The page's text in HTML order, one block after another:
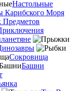
Настольные
Карибского Моря
Предметов
Сокровища
Башни